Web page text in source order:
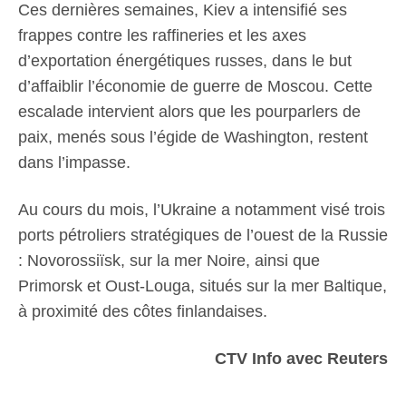
Ces dernières semaines, Kiev a intensifié ses
frappes contre les raffineries et les axes
d’exportation énergétiques russes, dans le but
d’affaiblir l’économie de guerre de Moscou. Cette
escalade intervient alors que les pourparlers de
paix, menés sous l’égide de Washington, restent
dans l’impasse.
Au cours du mois, l’Ukraine a notamment visé trois
ports pétroliers stratégiques de l’ouest de la Russie
: Novorossiïsk, sur la mer Noire, ainsi que
Primorsk et Oust-Louga, situés sur la mer Baltique,
à proximité des côtes finlandaises.
CTV Info avec Reuters